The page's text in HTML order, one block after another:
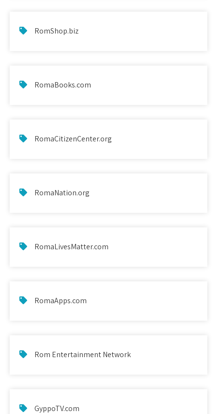
RomShop.biz
RomaBooks.com
RomaCitizenCenter.org
RomaNation.org
RomaLivesMatter.com
RomaApps.com
Rom Entertainment Network
GyppoTV.com